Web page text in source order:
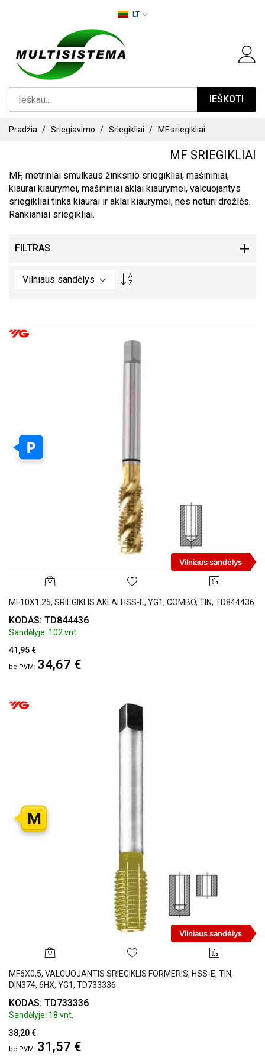
LT
IEŠKOTI
Pradžia Sriegiavimo Sriegikliai MF sriegikliai
MF SRIEGIKLIAI
MF, metriniai smulkaus žinksnio sriegikliai, mašininiai,
kiaurai kiaurymei, mašininiai aklai kiaurymei, valcuojantys
sriegikliai tinka kiaurai ir aklai kiaurymei, nes neturi drožlės.
Rankianiai sriegikliai.
FILTRAS
PASIRINKITE
P
Vilniaus sandėlys
MF10X1.25, SRIEGIKLIS AKLAI HSS-E, YG1, COMBO, TIN, TD844436
KODAS: TD844436
Sandėlyje: 102 vnt.
41,95 €
34,67 €
M
Vilniaus sandėlys
MF6X0,5, VALCUOJANTIS SRIEGIKLIS FORMERIS, HSS-E, TIN,
DIN374, 6HX, YG1, TD733336
KODAS: TD733336
Sandėlyje: 18 vnt.
38,20 €
31,57 €